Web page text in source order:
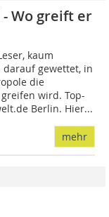
Wo greift er
kaum
darauf gewettet, in
die
wird. Top-
Berlin. Hier...
mehr